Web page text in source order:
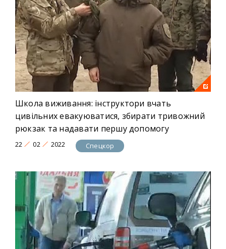
Школа виживання: інструктори вчать
цивільних евакуюватися, збирати тривожний
рюкзак та надавати першу допомогу
22 02 2022 Спецкор